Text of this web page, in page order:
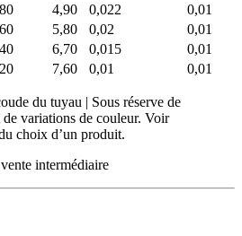
4,90 0,022
0,01
5,80 0,02
0,01
6,70 0,015
0,01
7,60 0,01 0,01
du tuyau | Sous réserve de
variations de couleur. Voir
choix d’un produit.
intermédiaire